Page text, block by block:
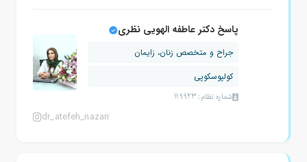
پاسخ دکتر عاطفه الهویی نظری
جراح و متخصص زنان، زایمان
کولپوسکوپی
شماره نظام: 119923
dr_atefeh_nazari